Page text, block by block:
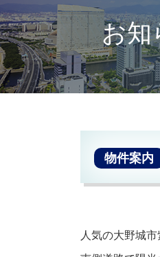
お知
物件案内
人気の大野城